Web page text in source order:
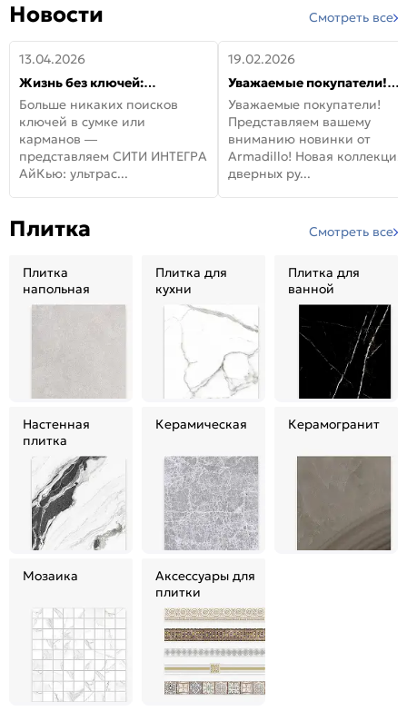
Новости Смотреть все
13.04.2026
Жизнь без ключей:
встречайте новую дверь
СИТИ ИНТЕГРА АйКью!
Больше никаких поисков
ключей в сумке или
карманов —
представляем СИТИ ИНТЕГРА
АйКью: ультрас...
19.02.2026
Уважаемые покупатели!
Представляем вашему
вниманию новинки от
Armadillo!
Уважаемые покупатели!
Представляем вашему
вниманию новинки от
Armadillo! Новая коллекция
дверных ру...
Плитка Смотреть все
Плитка
напольная
Плитка для
кухни
Плитка для
ванной
Настенная
плитка
Керамическая Керамогранит
Мозаика
Аксессуары для
плитки